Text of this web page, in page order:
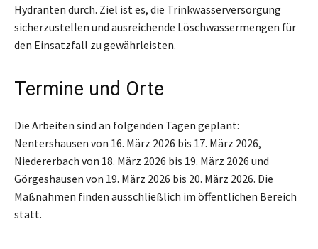
Hydranten durch. Ziel ist es, die Trinkwasserversorgung
sicherzustellen und ausreichende Löschwassermengen für
den Einsatzfall zu gewährleisten.
Termine und Orte
Die Arbeiten sind an folgenden Tagen geplant:
Nentershausen von 16. März 2026 bis 17. März 2026,
Niedererbach von 18. März 2026 bis 19. März 2026 und
Görgeshausen von 19. März 2026 bis 20. März 2026. Die
Maßnahmen finden ausschließlich im öffentlichen Bereich
statt.